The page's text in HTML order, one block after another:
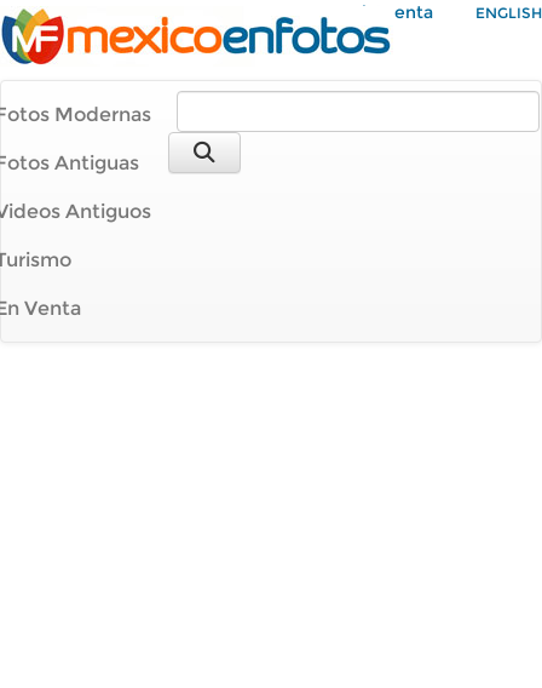
Mi Cuenta ENGLISH
Modernas
Antiguas
Antiguos
Venta